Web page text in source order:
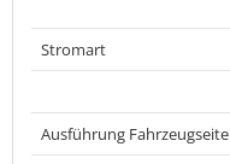
Stromart
Ausführung Fahrzeugseite